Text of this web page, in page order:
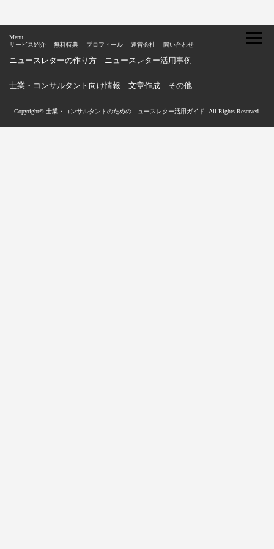
Menu
サービス紹介
無料特典 プロフィール 運営会社 問い合わせ
ニュースレターの作り方 ニュースレター活用事例
士業・コンサルタント向け情報 文章作成 その他
Copyright© 士業・コンサルタントのためのニュースレター活用ガイド. All Rights Reserved.